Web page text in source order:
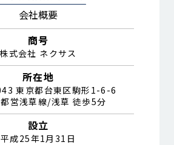
会社概要
商号
株式会社 ネクサス
所在地
東京都台東区駒形1-6-6
営浅草線/浅草 徒歩5分
設立
平成25年1月31日